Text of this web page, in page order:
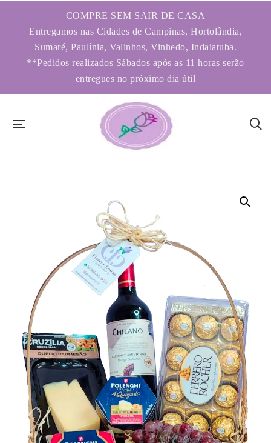
COMPRE SEM SAIR DE CASA
Entregamos nas Cidades de Campinas, Hortolândia,
Sumaré, Paulínia, Valinhos, Vinhedo, Indaiatuba.
**Pedidos realizados Sábados após as 11 horas serão
entregues no próximo dia útil